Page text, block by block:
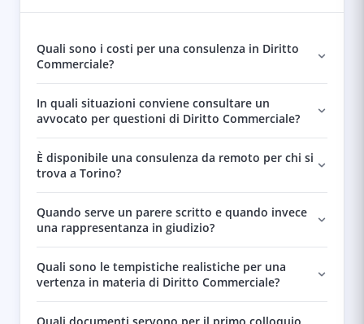
Quali sono i costi per una consulenza in Diritto
Commerciale?
In quali situazioni conviene consultare un
avvocato per questioni di Diritto Commerciale?
È disponibile una consulenza da remoto per chi si
trova a Torino?
Quando serve un parere scritto e quando invece
una rappresentanza in giudizio?
Quali sono le tempistiche realistiche per una
vertenza in materia di Diritto Commerciale?